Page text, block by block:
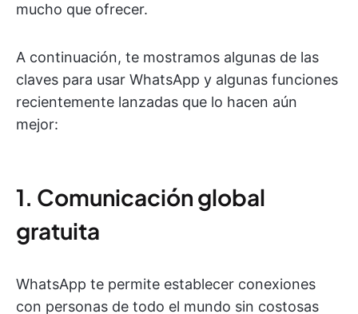
mucho que ofrecer.
A continuación, te mostramos algunas de las
claves para usar WhatsApp y algunas funciones
recientemente lanzadas que lo hacen aún
mejor:
1. Comunicación global
gratuita
WhatsApp te permite establecer conexiones
con personas de todo el mundo sin costosas